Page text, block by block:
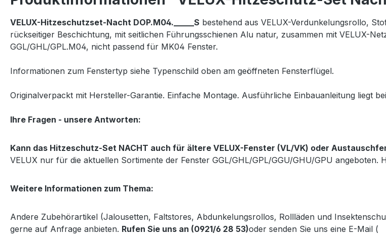
VELUX-Hitzeschutzset-Nacht DOP.M04._____S bestehend aus VELUX-Verdunkelungsrollo,
rückseitiger Beschichtung, mit seitlichen Führungsschienen Alu natur, zusammen mit VELUX-
GGL/GHL/GPL.M04, nicht passend für MK04 Fenster.
Informationen zum Fenstertyp siehe Typenschild oben am geöffneten Fensterflügel.
Originalverpackt mit Hersteller-Garantie. Einfache Montage. Ausführliche Einbauanleitung liegt
Ihre Fragen - unsere Antworten:
Kann das Hitzeschutz-Set NACHT auch für ältere VELUX-Fenster (VL/VK) oder
VELUX nur für die aktuellen Sortimente der Fenster GGL/GHL/GPL/GGU/GHU/GPU
Weitere Informationen zum Thema:
Andere Zubehörartikel (Jalousetten, Faltstores, Abdunkelungsrollos, Rollläden und
gerne auf Anfrage anbieten. Rufen Sie uns an (0921/6 28 53)oder senden Sie uns eine E-Mail (